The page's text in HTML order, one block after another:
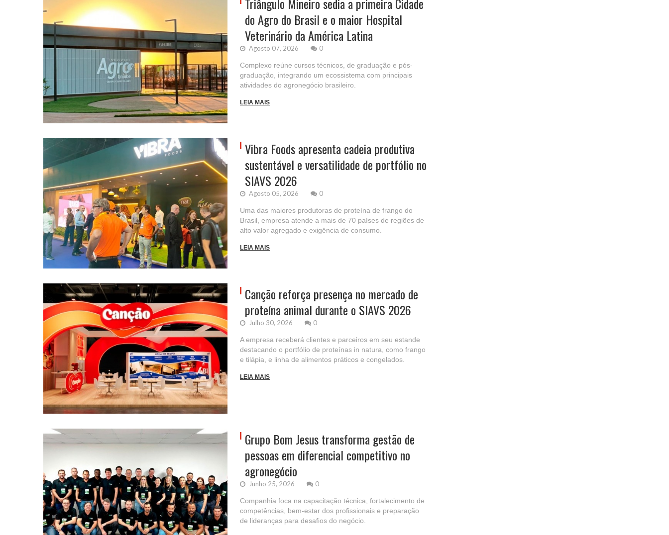
Triângulo Mineiro sedia a primeira Cidade
do Agro do Brasil e o maior Hospital
Veterinário da América Latina
Agosto 07, 2026 0
Complexo reúne cursos técnicos, de graduação e pós-
graduação, integrando um ecossistema com principais
atividades do agronegócio brasileiro.
LEIA MAIS
Vibra Foods apresenta cadeia produtiva
sustentável e versatilidade de portfólio no
SIAVS 2026
Agosto 05, 2026 0
Uma das maiores produtoras de proteína de frango do
Brasil, empresa atende a mais de 70 países de regiões de
alto valor agregado e exigência de consumo.
LEIA MAIS
Canção reforça presença no mercado de
proteína animal durante o SIAVS 2026
Julho 30, 2026 0
A empresa receberá clientes e parceiros em seu estande
destacando o portfólio de proteínas in natura, como frango
e tilápia, e linha de alimentos práticos e congelados.
LEIA MAIS
Grupo Bom Jesus transforma gestão de
pessoas em diferencial competitivo no
agronegócio
Junho 25, 2026 0
Companhia foca na capacitação técnica, fortalecimento de
competências, bem-estar dos profissionais e preparação
de lideranças para desafios do negócio.